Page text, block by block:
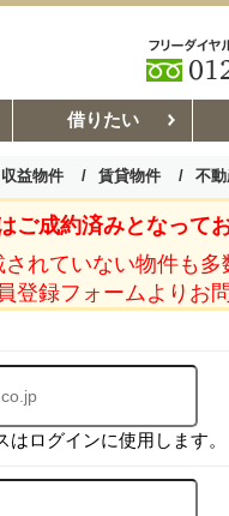
借りたい
収益物件 賃貸物件 不
屋探しコラム 賃貸管理コ
ご成約済みとなってお
れていない物件も多
登録フォームよりお
ログインに使用します。